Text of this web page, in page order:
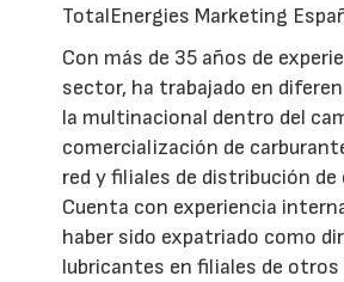
TotalEnergies Marketing
Con más de 35 años de
sector, ha trabajado en
la multinacional dentro del
comercialización de
red y filiales de distribución
Cuenta con experiencia
haber sido expatriado como
lubricantes en filiales de otros